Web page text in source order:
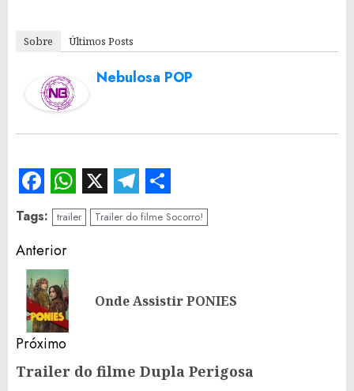
Sobre Últimos Posts
Nebulosa POP
Facebook
WhatsApp
X Telegram
Share
Tags: trailer Trailer do filme Socorro!
Continue
Reading
Anterior
Onde Assistir PONIES
Próximo
Próximo
Trailer do filme Dupla Perigosa